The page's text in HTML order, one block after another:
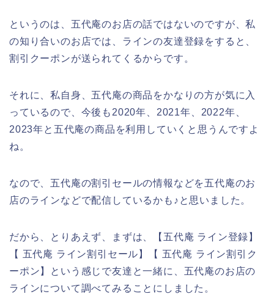
というのは、五代庵のお店の話ではないのですが、私
の知り合いのお店では、ラインの友達登録をすると、
割引クーポンが送られてくるからです。
それに、私自身、五代庵の商品をかなりの方が気に入
っているので、今後も2020年、2021年、2022年、
2023年と五代庵の商品を利用していくと思うんですよ
ね。
なので、五代庵の割引セールの情報などを五代庵のお
店のラインなどで配信しているかも♪と思いました。
だから、とりあえず、まずは、【五代庵 ライン登録】
【 五代庵 ライン割引セール】【 五代庵 ライン割引ク
ーポン】という感じで友達と一緒に、五代庵のお店の
ラインについて調べてみることにしました。